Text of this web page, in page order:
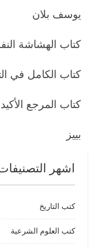
يوسف بلان
كتاب الهشاشة
كتاب الكامل في
كتاب المرجع
بييز
اشهر
كتب التاريخ
كتب العلوم الشرعية